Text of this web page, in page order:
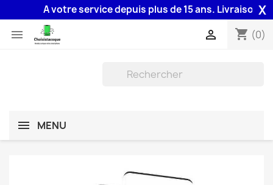
A votre service depuis plus de 15 ans. Livraison 48H
X
 shopping_cart (0)

MENU